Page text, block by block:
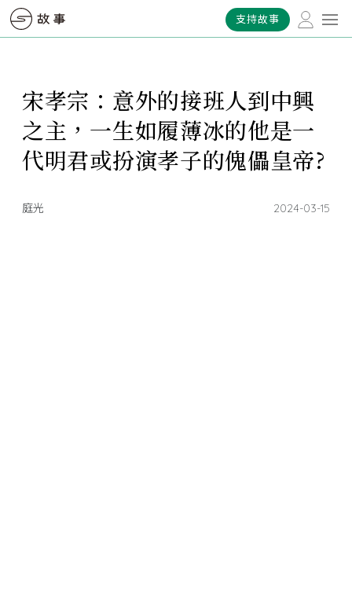
支持故事
宋孝宗：意外的接班人到中興
之主，一生如履薄冰的他是一
代明君或扮演孝子的傀儡皇帝?
庭光 2024-03-15